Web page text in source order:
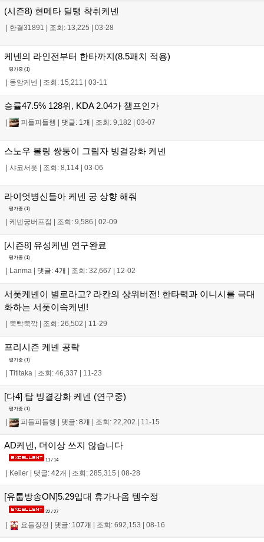
(시즌8) 현메타 딜탱 착취케넨
한결31891 조회: 13,225 03-28
케넨의 라인전부터 한타까지(8.5패치 적용)
평가중 (1)
| 동암케넨 | 조회: 15,211 | 03-11
승률47.5% 128위, KDA 2.04가 챔프인가
| 피들피들행 | 댓글: 1개 | 조회: 9,182 | 03-07
스노우 볼링 쌍둥이 그림자 빙결강화 케넨
| 샤코서폿 | 조회: 8,114 | 03-06
라이엇병신들아 케넨 궁 상향 해줘
평가중 (1)
케넨궁버프점 조회: 9,586 02-09
[시즌8] 유성케넨 연구완료
평가중 (1)
Lanma 댓글: 4개 조회: 32,667 12-02
서폿케넨이 별로라고? 라칸의 상위버전! 한타력과 이니시를 극대
화하는 서폿이속케넨!
뿍빡뿍깍 조회: 26,502 11-29
프리시즌 케넨 공략
평가중 (1)
| Tititaka | 조회: 46,337 | 11-23
[다4] 탑 빙결강화 케넨 (연구중)
평가중 (1)
피들피들행 댓글: 8개 조회: 22,202 11-15
AD케넨, 더이상 쓰지 않습니다
11 / 14
Keiler 댓글: 42개 조회: 285,315 08-28
[유툽방송ON]5.29입대 휴가나옴 템수정
22 / 27
| 요들장전 | 댓글: 107개 | 조회: 692,153 | 08-16